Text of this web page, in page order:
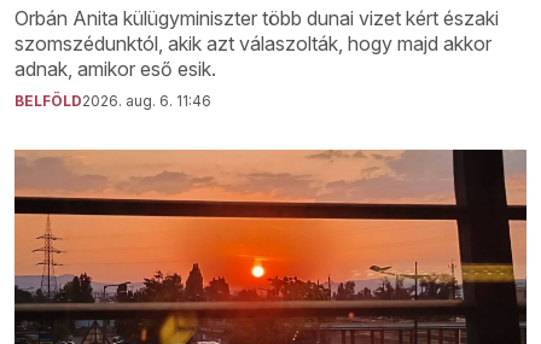
Orbán Anita külügyminiszter több dunai vizet kért északi
szomszédunktól, akik azt válaszolták, hogy majd akkor
adnak, amikor eső esik.
BELFÖLD2026. aug. 6. 11:46